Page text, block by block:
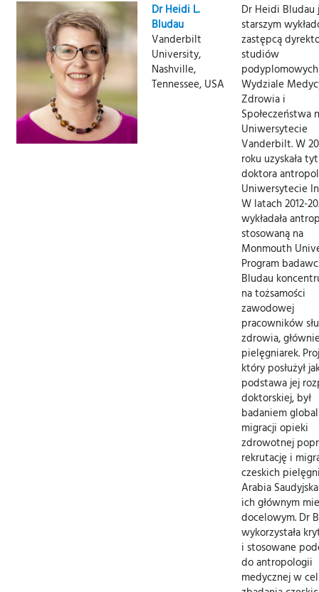
Dr Heidi L.
Bludau
Vanderbilt
University,
Nashville,
Tennessee, USA
Dr Heidi Bludau
starszym
zastępcą
studiów
Wydziale
Zdrowia i
Społeczeństwa
Uniwersytecie
Vanderbilt. W
roku uzyskała
doktora
Uniwersytecie
W latach 2012-
wykładała
stosowaną na
Monmouth
Program
Bludau
na tożsamości
zawodowej
pracowników
zdrowia,
pielęgniarek.
który posłużył
podstawa jej
doktorskiej, był
badaniem
migracji opieki
zdrowotnej
rekrutację i
czeskich
Arabia
ich głównym
docelowym. Dr
wykorzystała
i stosowane
do antropologii
medycznej w